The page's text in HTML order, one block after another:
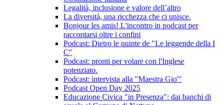
Legalità, inclusione e valore dell’altro
La diversità, una ricchezza che ci unisce.
Bonjour les amis! L'incontro in podcast per
raccontarsi oltre i confini
Podcast: Dietro le quinte de "Le leggende della I
C"
Podcast: pronti per volare con l'Inglese
potenziato.
Podcast: intervista alla "Maestra Gio'"
Podcast Open Day 2025
Educazione Civica "in Presenza": dai banchi di